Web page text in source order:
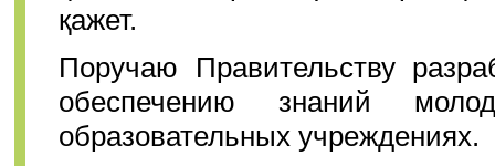
қажет.
Поручаю Правительству
обеспечению знаний
образовательных учреждениях.